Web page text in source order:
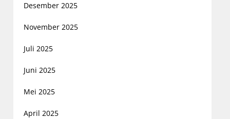
Desember 2025
November 2025
Juli 2025
Juni 2025
Mei 2025
April 2025